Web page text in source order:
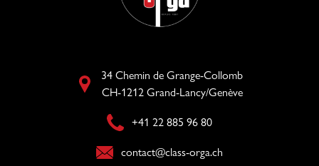
34 Chemin de Grange-Collomb
CH-1212 Grand-Lancy/Genève
+41 22 885 96 80​
contact@class-orga.ch​